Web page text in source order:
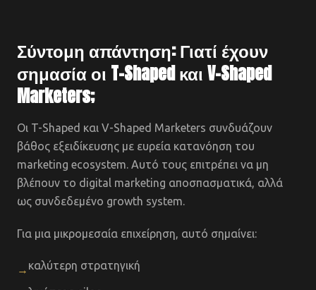
Σύντομη απάντηση: Γιατί έχουν
σημασία οι T-Shaped και V-Shaped
Marketers;
Οι T-Shaped και V-Shaped Marketers συνδυάζουν
βάθος εξειδίκευσης με ευρεία κατανόηση του
marketing ecosystem. Αυτό τους επιτρέπει να μη
βλέπουν το digital marketing αποσπασματικά, αλλά
ως συνδεδεμένο growth system.
Για μια μικρομεσαία επιχείρηση, αυτό σημαίνει:
→ καλύτερη στρατηγική